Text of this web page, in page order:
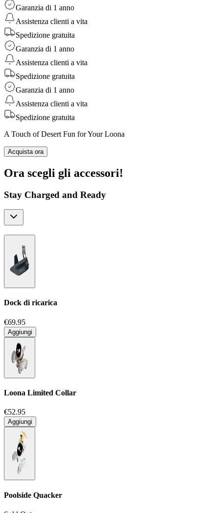
Garanzia di 1 anno
Assistenza clienti a vita
Spedizione gratuita
Garanzia di 1 anno
Assistenza clienti a vita
Spedizione gratuita
Garanzia di 1 anno
Assistenza clienti a vita
Spedizione gratuita
A Touch of Desert Fun for Your Loona
Acquista ora
Ora scegli gli accessori!
Stay Charged and Ready
Dock di ricarica
€69.95
Aggiungi
Loona Limited Collar
€52.95
Aggiungi
Poolside Quacker